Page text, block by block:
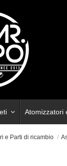
Atomizzatori
e Parti di ricambio